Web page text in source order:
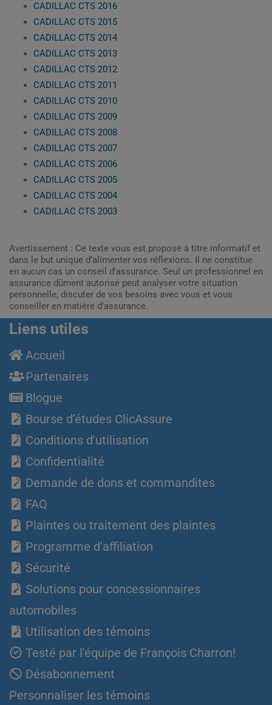
CADILLAC CTS 2016
CADILLAC CTS 2015
CADILLAC CTS 2014
CADILLAC CTS 2013
CADILLAC CTS 2012
CADILLAC CTS 2011
CADILLAC CTS 2010
CADILLAC CTS 2009
CADILLAC CTS 2008
CADILLAC CTS 2007
CADILLAC CTS 2006
CADILLAC CTS 2005
CADILLAC CTS 2004
CADILLAC CTS 2003
Avertissement : Ce texte vous est proposé à titre informatif et
dans le but unique d’alimenter vos réflexions. Il ne constitue
en aucun cas un conseil d'assurance. Seul un professionnel en
assurance dûment autorisé peut analyser votre situation
personnelle, discuter de vos besoins avec vous et vous
conseiller en matière d’assurance.
Liens utiles
Accueil
Partenaires
Blogue
Bourse d’études ClicAssure
Conditions d'utilisation
Confidentialité
Demande de dons et commandites
FAQ
Plaintes ou traitement des plaintes
Programme d'affiliation
Sécurité
Solutions pour concessionnaires
automobiles
Utilisation des témoins
Testé par l'équipe de François Charron!
Désabonnement
Personnaliser les témoins